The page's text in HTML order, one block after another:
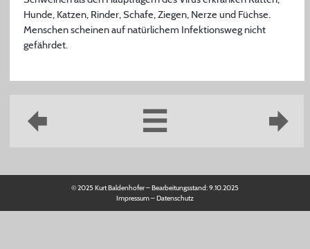
Hunde, Katzen, Rinder, Schafe, Ziegen, Nerze und Füchse.
Menschen scheinen auf natürlichem Infektionsweg nicht
gefährdet.
© 2025 Kurt Baldenhofer – Bearbeitungsstand:9.10.2025
Impressum–Datenschutz